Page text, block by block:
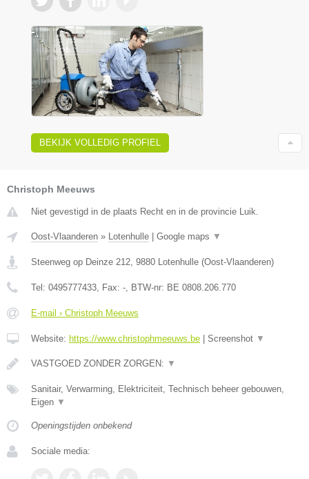
BEKIJK VOLLEDIG PROFIEL
Christoph Meeuws
Niet gevestigd in de plaats Recht en in de provincie Luik.
Oost-Vlaanderen » Lotenhulle | Google maps ▼
Steenweg op Deinze 212 9880 Lotenhulle (Oost-Vlaanderen)
Tel: 0495777433 , Fax: - , BTW-nr: BE 0808.206.770
E-mail › Christoph Meeuws
Website: https://www.christophmeeuws.be | Screenshot ▼
VASTGOED ZONDER ZORGEN: ▼
Sanitair, Verwarming, Elektriciteit, Technisch beheer gebouwen,
Eigen ▼
Openingstijden onbekend
Sociale media: